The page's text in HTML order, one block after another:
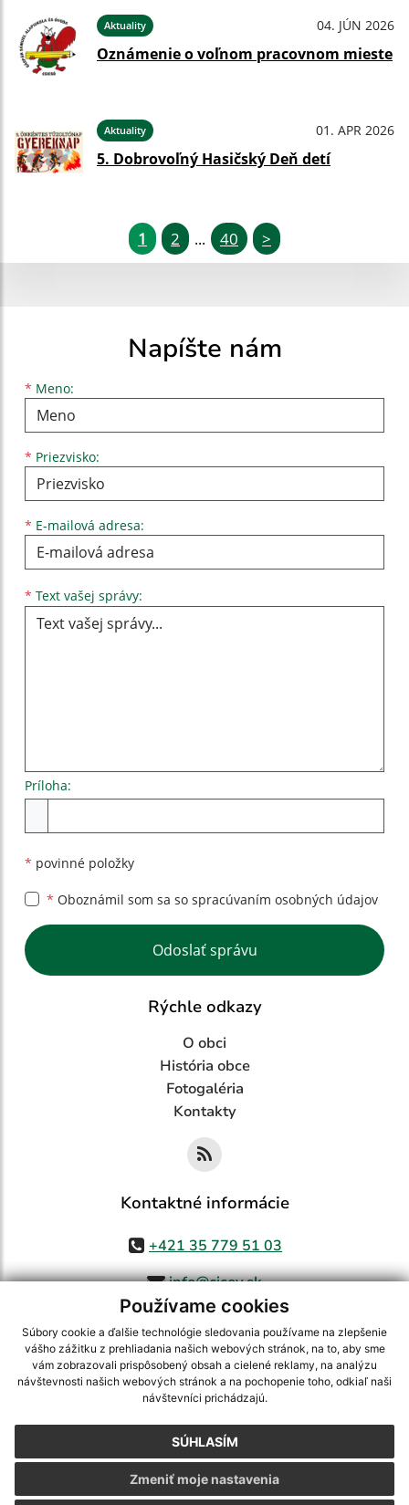
Používame cookies
Súbory cookie a ďalšie technológie sledovania používame na zlepšenie
vášho zážitku z prehliadania našich webových stránok, na to, aby sme
vám zobrazovali prispôsobený obsah a cielené reklamy, na analýzu
návštevnosti našich webových stránok a na pochopenie toho, odkiaľ naši
návštevníci prichádzajú.
SÚHLASÍM
Zmeniť moje nastavenia
Aktuality 04. JÚN 2026
Oznámenie o voľnom pracovnom mieste
Aktuality 01. APR 2026
5. Dobrovoľný Hasičský Deň detí
1 2 ... 40 >
Napíšte nám
* Meno:
Meno
* Priezvisko:
Priezvisko
* E-mailová adresa:
E-mailová adresa
* Text vašej správy:
Príloha:
* povinné položky
* Oboznámil som sa so spracúvaním osobných údajov
Google reCaptcha Response
Odoslať správu
Rýchle odkazy
O obci
História obce
Fotogaléria
Kontakty
Kontaktné informácie
+421 35 779 51 03
info@cicov.sk
využite možnosť získavania aktuálnych informácií s využitím RSS
CMS systém (redakčný) systém ECHELON 2,Mapa stránok,web portál
webex.digital, s.r.o.,domény,registrácia domény
Posledná aktualizácia:03.08.2026
Vytlačiť stránku|Vyhlásenie o prístupnosti